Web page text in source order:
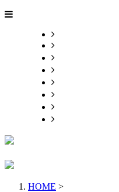
HOME >